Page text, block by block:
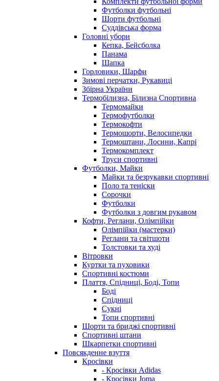
Футболки футбольні
Шорти футбольні
Суддівська форма
Головні убори
Кепка, Бейсболка
Панама
Шапка
Горловики, Шарфи
Зимові перчатки, Рукавиці
Збірна України
Термобілизна, Білизна Спортивна
Термомайки
Термофутболки
Термокофти
Термошорти, Велосипедки
Термоштани, Лосини, Капрі
Термокомплект
Труси спортивні
Футболки, Майки
Майки та безрукавки спортивні
Поло та теніски
Сорочки
Футболки
Футболки з довгим рукавом
Кофти, Реглани, Олімпійки
Олімпійки (мастерки)
Реглани та світшоти
Толстовки та худі
Вітровки
Куртки та пуховики
Спортивні костюми
Плаття, Спідниці, Боді, Топи
Боді
Спідниці
Сукні
Топи спортивні
Шорти та бриджі спортивні
Спортивні штани
Шкарпетки спортивні
Повсякденне взуття
Кросівки
- Кросівки Adidas
- Кросівки Joma